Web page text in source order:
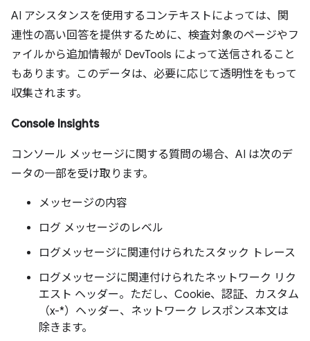
AI アシスタンスを使用するコンテキストによっては、関
連性の高い回答を提供するために、検査対象のページやフ
ァイルから追加情報が DevTools によって送信されること
もあります。このデータは、必要に応じて透明性をもって
収集されます。
Console Insights
コンソール メッセージに関する質問の場合、AI は次のデ
ータの一部を受け取ります。
メッセージの内容
ログ メッセージのレベル
ログメッセージに関連付けられたスタック トレース
ログメッセージに関連付けられたネットワーク リク
エスト ヘッダー。ただし、Cookie、認証、カスタム
（x-*）ヘッダー、ネットワーク レスポンス本文は
除きます。